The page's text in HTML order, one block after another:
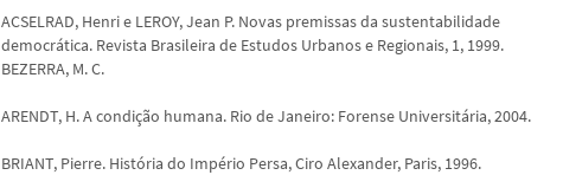
ACSELRAD, Henri e LEROY, Jean P. Novas premissas da sustentabilidade
democrática. Revista Brasileira de Estudos Urbanos e Regionais, 1, 1999.
BEZERRA, M. C.
ARENDT, H. A condição humana. Rio de Janeiro: Forense Universitária, 2004.
BRIANT, Pierre. História do Império Persa, Ciro Alexander, Paris, 1996.